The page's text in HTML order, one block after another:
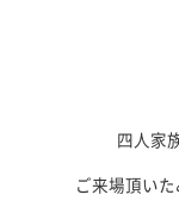
四人家
ご来場頂い